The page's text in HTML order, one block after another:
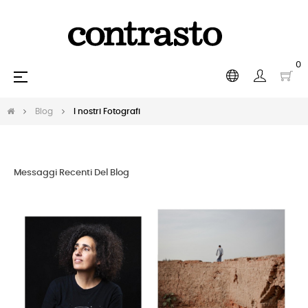
0
navigazione
☰
Blog I nostri Fotografi
Messaggi Recenti Del Blog